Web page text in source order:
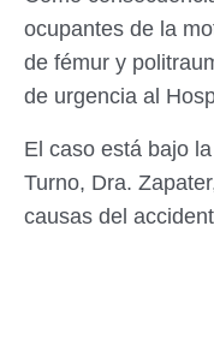
ocupantes de la
de fémur y
de urgencia al
El caso está bajo
Turno, Dra.
causas del